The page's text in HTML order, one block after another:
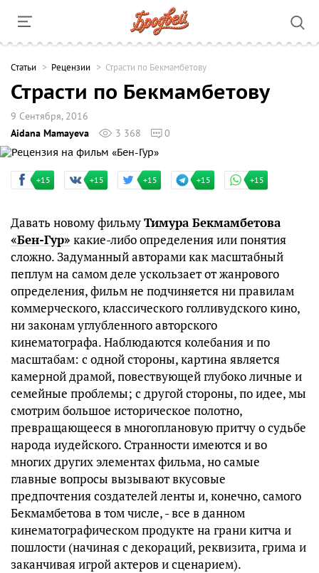
Cтатьи Рецензии Страсти по Бекмамбетову
Страсти по Бекмамбетову
9 Сентября, 2016
Aidana Mamayeva
3 368 0
+15 +15 +15 +15 +15
Давать новому фильмуТимура Бекмамбетова
«Бен-Гур» какие-либо определения или понятия
сложно. Задуманный авторами как масштабный
пеплум на самом деле ускользает от жанрового
определения, фильм не подчиняется ни правилам
коммерческого, классического голливудского кино,
ни законам углубленного авторского
кинематографа. Наблюдаются колебания и по
масштабам: с одной стороны, картина является
камерной драмой, повествующей глубоко личные и
семейные проблемы; с другой стороны, по идее, мы
смотрим большое историческое полотно,
превращающееся в многоплановую притчу о судьбе
народа иудейского. Странности имеются и во
многих других элементах фильма, но самые
главные вопросы вызывают вкусовые
предпочтения создателей ленты и, конечно, самого
Бекмамбетова в том числе, - все в данном
кинематографическом продукте на грани китча и
пошлости (начиная с декораций, реквизита, грима и
заканчивая игрой актеров и сценарием).